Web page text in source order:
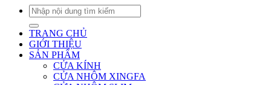
Tìm
kiếm:
TRANG CHỦ
GIỚI THIỆU
SẢN PHẨM
CỬA KÍNH
CỬA NHÔM XINGFA